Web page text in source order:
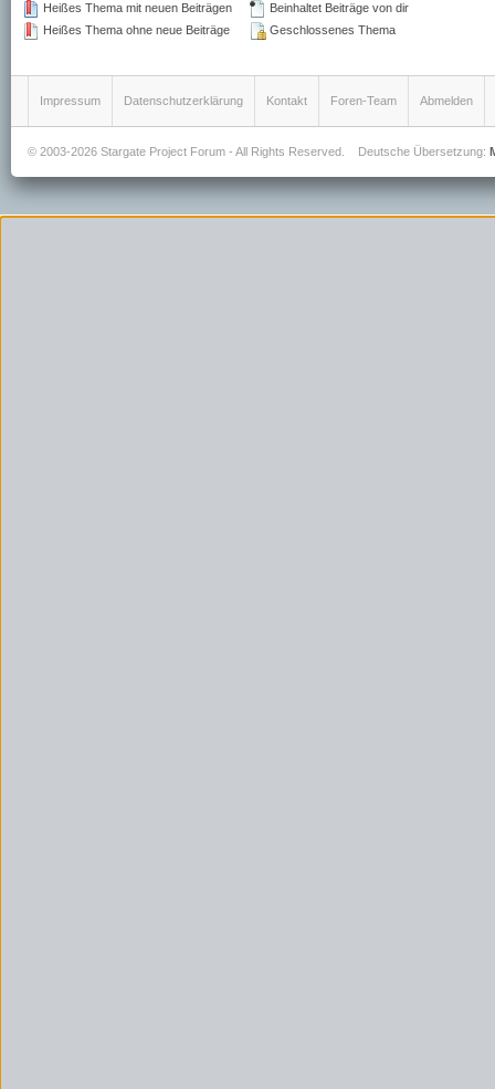
Heißes Thema mit neuen Beiträgen
Heißes Thema ohne neue Beiträge
Beinhaltet Beiträge von dir
Geschlossenes Thema
Impressum Datenschutzerklärung Kontakt Foren-Team Abmelden
© 2003-2026 Stargate Project Forum - All Rights Reserved. Deutsche Übersetzung: